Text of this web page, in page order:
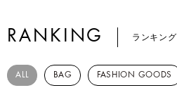
RANKING ランキング
ALL BAG FASHION GOODS